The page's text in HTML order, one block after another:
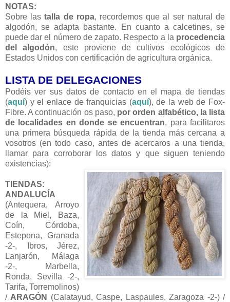
NOTAS:
Sobre lastalla de ropa, recordemos que al ser natural de
algodón, se adapta bastante. En cuanto a calcetines, se
puede dar el número de zapato. Respecto a la procedencia
del algodón, este proviene de cultivos ecológicos de
Estados Unidos con certificación de agricultura orgánica.
LISTA DE DELEGACIONES
Podéis ver sus datos de contacto en el mapa de tiendas
(aquí) y el enlace de franquicias (aquí), de la web de Fox-
Fibre. A continuación os paso, por orden alfabético, la lista
de localidades en donde se encuentran, para facilitaros
una primera búsqueda rápida de la tienda más cercana a
vosotros (en todo caso, antes de acercaros a una tienda,
llamar para corroborar los datos y que siguen teniendo
existencias):
TIENDAS:
ANDALUCÍA
(Antequera, Arroyo
de la Miel, Baza,
Coín, Córdoba,
Estepona, Granada
-2-, Ibros, Jérez,
Lanjarón, Málaga
-2-, Marbella,
Ronda, Sevilla -2-,
Tarifa, Torremolinos)
/ ARAGÓN
(Calatayud, Caspe, Laspaules, Zaragoza -2-) /